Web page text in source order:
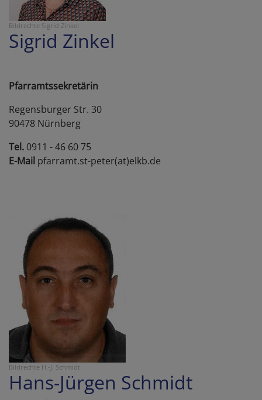
Bildrechte Sigrid Zinkel
Sigrid Zinkel
Pfarramtssekretärin
Regensburger Str. 30
90478 Nürnberg
Tel. 0911 - 46 60 75
E-Mail pfarramt.st-peter(at)elkb.de
Bildrechte H.-J. Schmidt
Hans-Jürgen Schmidt